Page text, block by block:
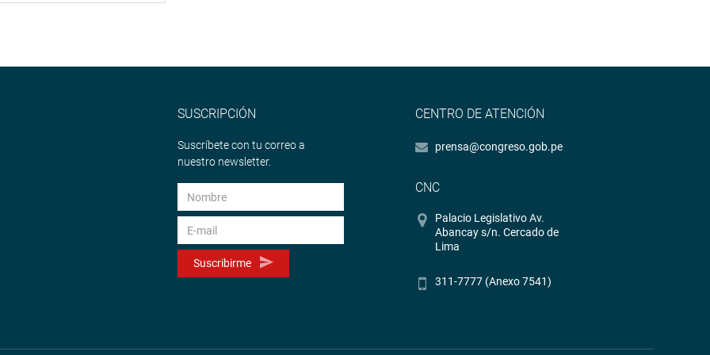
SUSCRIPCIÓN
Suscríbete con tu correo a
nuestro newsletter.
Suscribirme
CENTRO DE ATENCIÓN
prensa@congreso.gob.pe
CNC
Palacio Legislativo Av.
Abancay s/n. Cercado de
Lima
311-7777 (Anexo 7541)